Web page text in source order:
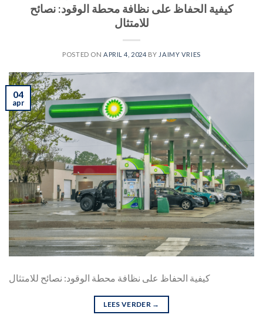
كيفية الحفاظ على نظافة محطة الوقود: نصائح
للامتثال
POSTED ON APRIL 4, 2024 BY JAIMY VRIES
04
apr
كيفية الحفاظ على نظافة محطة الوقود: نصائح للامتثال
LEES VERDER →